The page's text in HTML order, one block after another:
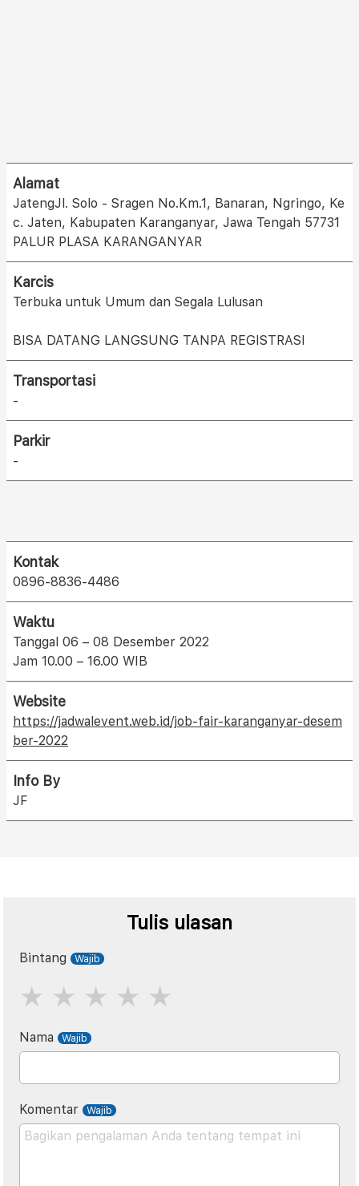
Alamat
JatengJl. Solo - Sragen No.Km.1, Banaran, Ngringo, Ke
c. Jaten, Kabupaten Karanganyar, Jawa Tengah 57731
PALUR PLASA KARANGANYAR
Karcis
Terbuka untuk Umum dan Segala Lulusan
BISA DATANG LANGSUNG TANPA REGISTRASI
Transportasi
-
Parkir
-
Kontak
0896-8836-4486
Waktu
Tanggal 06 – 08 Desember 2022
Jam 10.00 – 16.00 WIB
Website
https://jadwalevent.web.id/job-fair-karanganyar-desem
ber-2022
Info By
JF
Tulis ulasan
Bintang
Nama
Komentar